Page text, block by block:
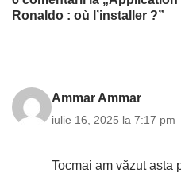
Ronaldo : où l’installer ?”
Ammar Ammar
iulie 16, 2025 la 7:17 pm
Tocmai am văzut asta